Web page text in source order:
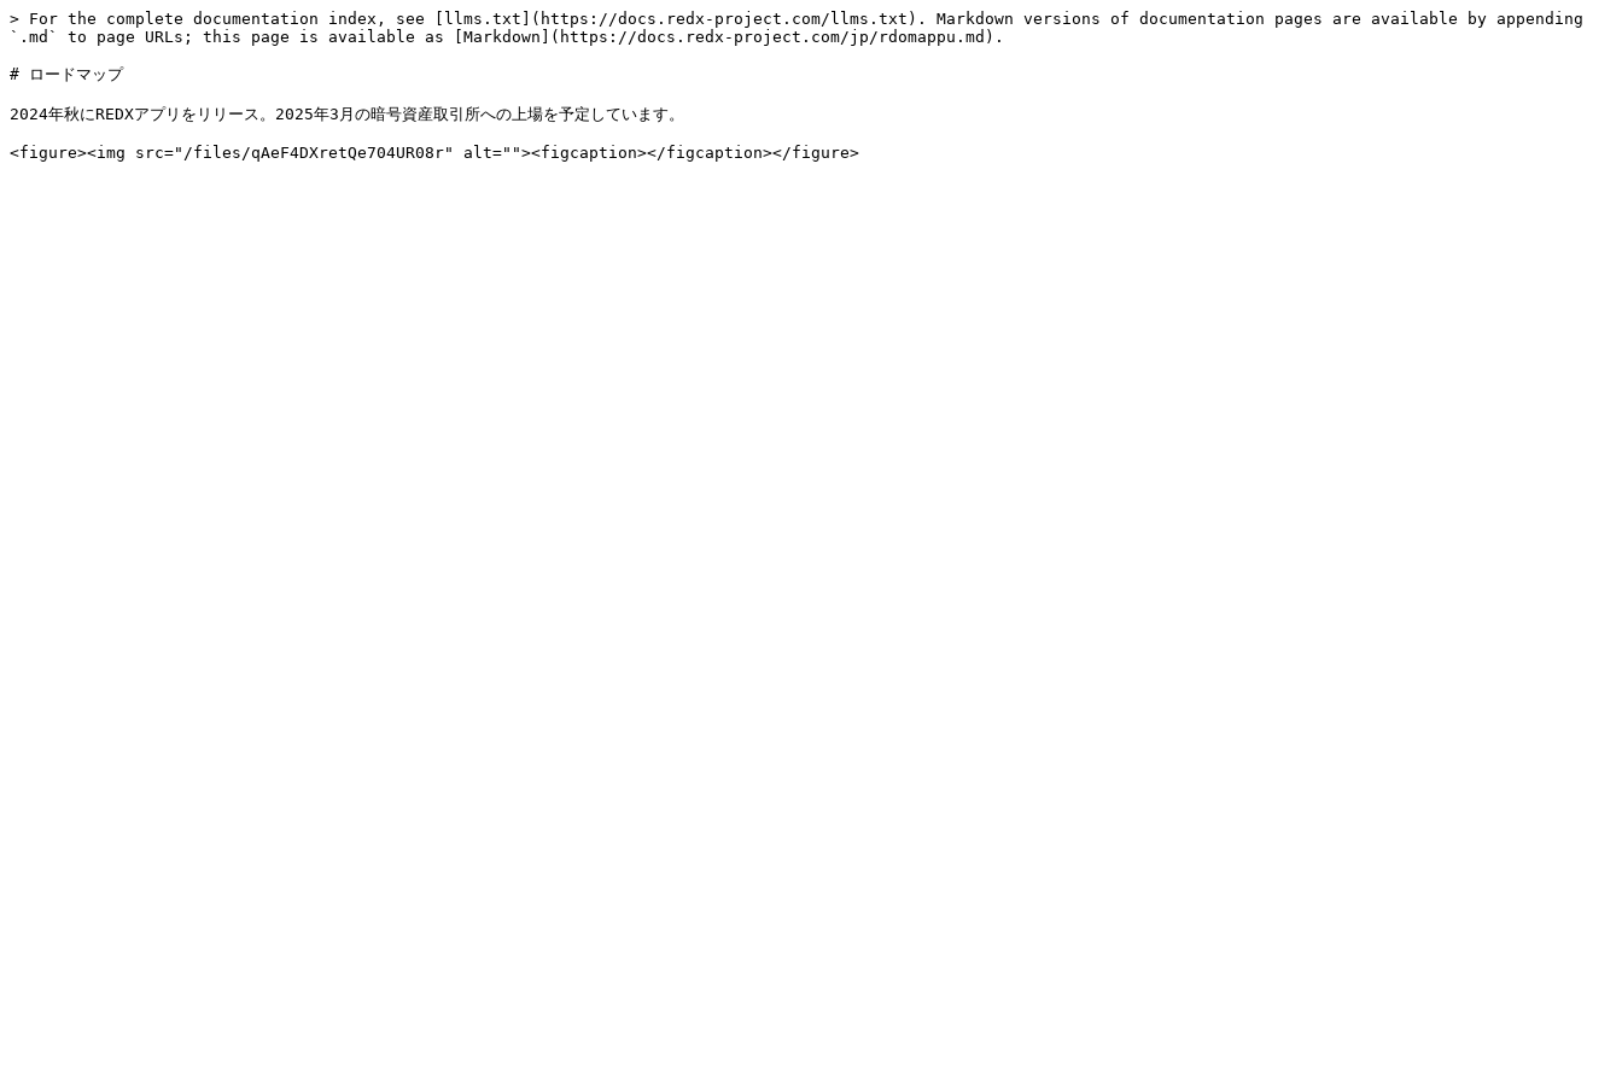
> For the complete documentation index, see [llms.txt](https://docs.redx-project.com/llms.txt). Markdown versions of documentation pages are available by appending
`.md` to page URLs; this page is available as [Markdown](https://docs.redx-project.com/jp/rdomappu.md).
# ロードマップ
2024年秋にREDXアプリをリリース。2025年3月の暗号資産取引所への上場を予定しています。